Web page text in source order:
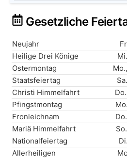
Gesetzliche
Neujahr
Heilige Drei Könige
Ostermontag
Staatsfeiertag
Christi Himmelfahrt
Pfingstmontag
Fronleichnam
Mariä Himmelfahrt
Nationalfeiertag
Allerheiligen